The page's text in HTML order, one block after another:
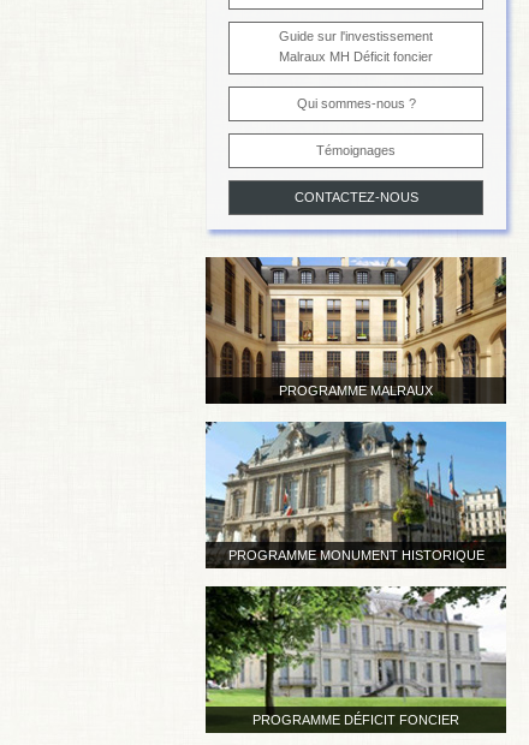
Guide sur l'investissement
Malraux MH Déficit foncier
Qui sommes-nous ?
Témoignages
CONTACTEZ-NOUS
PROGRAMME MALRAUX
PROGRAMME MONUMENT HISTORIQUE
PROGRAMME DÉFICIT FONCIER